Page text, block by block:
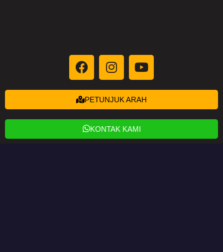
PETUNJUK ARAH
KONTAK KAMI